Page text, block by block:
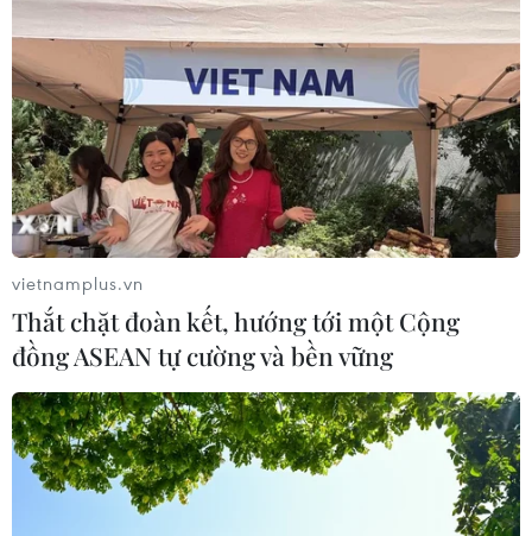
07/11/2018 13:10
Phó Thủ tướng Vương Đình Huệ giao Bộ Công Thương
hoàn thiện tờ trình Thủ tướng cho phép dùng 3.600 tỷ
đồng vốn khấu hao hình thành từ nguồn ngân sách cấp
chi cho bồi thường, di dân hai thủy điện.
vietnamplus.vn
Thắt chặt đoàn kết, hướng tới một Cộng
đồng ASEAN tự cường và bền vững